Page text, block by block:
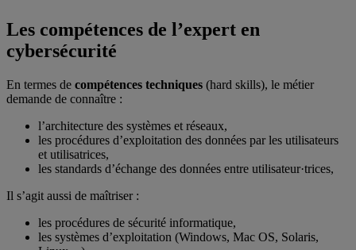
Les compétences de l’expert en
cybersécurité
En termes de compétences techniques (hard skills), le métier
demande de connaître :
l’architecture des systèmes et réseaux,
les procédures d’exploitation des données par les utilisateurs
et utilisatrices,
les standards d’échange des données entre utilisateur·trices,
Il s’agit aussi de maîtriser :
les procédures de sécurité informatique,
les systèmes d’exploitation (Windows, Mac OS, Solaris,